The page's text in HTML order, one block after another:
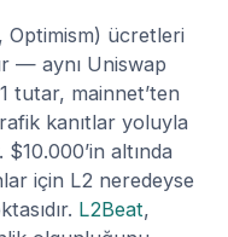
Optimism) ücretleri
— aynı Uniswap
tutar, mainnet’ten
kanıtlar yoluyla
altında
için L2 neredeyse
L2Beat,